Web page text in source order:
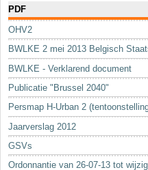
Stedenbouwkundige vergunning
Cartografie
Studies en publicaties
Sleutelwoorden
Stedenbouwkundige inlichtingen
PDF
OHV2
BWLKE 2 mei 2013 Belgisch
BWLKE - Verklarend document
Publicatie "Brussel 2040"
Persmap H-Urban 2
Jaarverslag 2012
GSVs
Ordonnantie van 26-07-13 tot